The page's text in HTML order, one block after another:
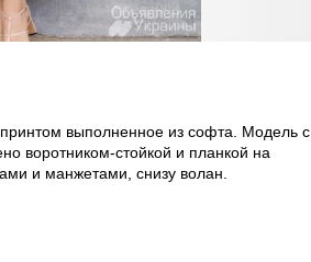
выполненное из софта. Модель с
воротником-стойкой и планкой на
и манжетами, снизу волан.